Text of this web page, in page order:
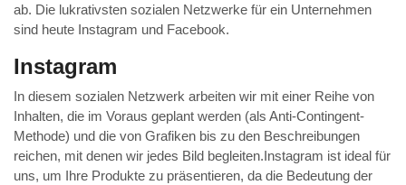
ab. Die lukrativsten sozialen Netzwerke für ein Unternehmen
sind heute Instagram und Facebook.
Instagram
In diesem sozialen Netzwerk arbeiten wir mit einer Reihe von
Inhalten, die im Voraus geplant werden (als Anti-Contingent-
Methode) und die von Grafiken bis zu den Beschreibungen
reichen, mit denen wir jedes Bild begleiten.Instagram ist ideal für
uns, um Ihre Produkte zu präsentieren, da die Bedeutung der